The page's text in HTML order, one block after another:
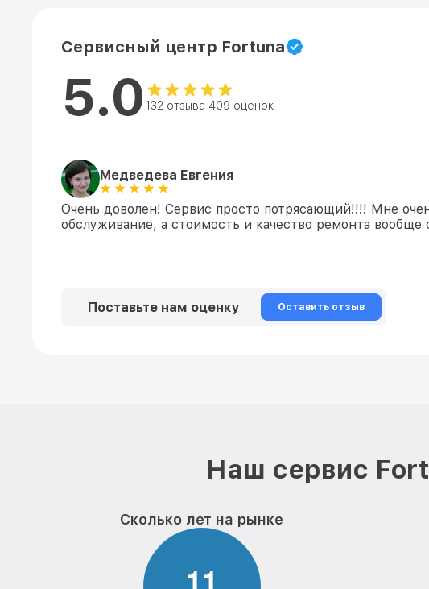
Сервисный центр Fortuna
5.0 132 отзыва 409 оценок
Медведева Евгения
Очень доволен! Сервис просто потрясающий!!!! Мне
обслуживание, а стоимость и качество ремонта вообще
Поставьте нам оценку Оставить отзыв
Наш сервис
Сколько лет на рынке
11